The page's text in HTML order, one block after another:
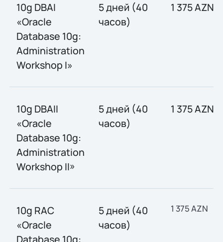
10g DBAI
«Oracle
Database 10g:
Administration
Workshop I»
5 дней (40
часов)
1 375 AZN
10g DBAII
«Oracle
Database 10g:
Administration
Workshop II»
5 дней (40
часов)
1 375 AZN
10g RAC
«Oracle
5 дней (40
часов)
1 375 AZN